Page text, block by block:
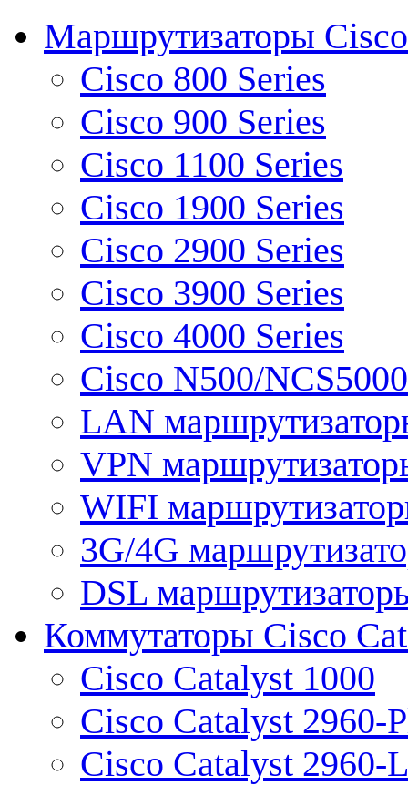
Маршрутизаторы Cisco
Cisco 800 Series
Cisco 900 Series
Cisco 1100 Series
Cisco 1900 Series
Cisco 2900 Series
Cisco 3900 Series
Cisco 4000 Series
Cisco N500/
LAN
VPN
WIFI
3G/4G
DSL
Коммутаторы Cisco
Cisco Catalyst 1000
Cisco Catalyst 2960-
Cisco Catalyst 2960-L